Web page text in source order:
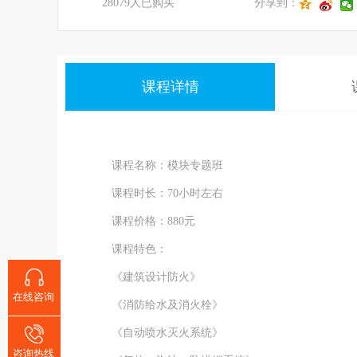
28079人已购买 分享到：
课程详情
课程名称：模块专题班
课程时长：70小时左右
课程价格：880元
课程特色：
《建筑设计防火》
《消防给水及消火栓》
《自动喷水灭火系统》
在线咨询
咨询热线